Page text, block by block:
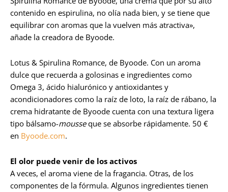
contenido en espirulina, no olía nada bien, y se tiene que
equilibrar con aromas que la vuelven más atractiva»,
añade la creadora de Byoode.
Lotus & Spirulina Romance, de Byoode. Con un aroma
dulce que recuerda a golosinas e ingredientes como
Omega 3, ácido hialurónico y antioxidantes y
acondicionadores como la raíz de loto, la raíz de rábano, la
crema hidratante de Byoode cuenta con una textura ligera
tipo bálsamo-mousseque se absorbe rápidamente. 50 €
en Byoode.com.
El olor puede venir de los activos
A veces, el aroma viene de la fragancia. Otras, de los
componentes de la fórmula. Algunos ingredientes tienen